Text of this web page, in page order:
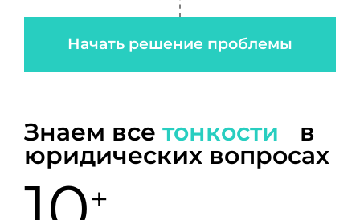
Начать решение проблемы
Знаем все тонкости в
юридических вопросах
+